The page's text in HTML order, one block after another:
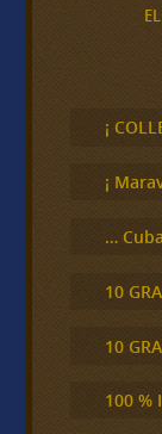
¡
¡
…
10
10
100 %